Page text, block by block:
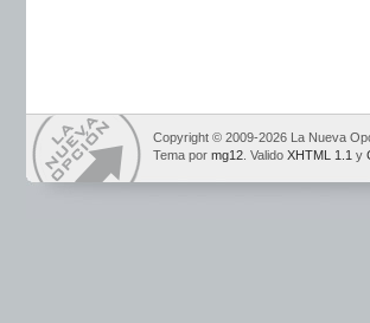
Copyright © 2009-2026 La Nueva
Tema por mg12 . Valido XHTML 1.1 y